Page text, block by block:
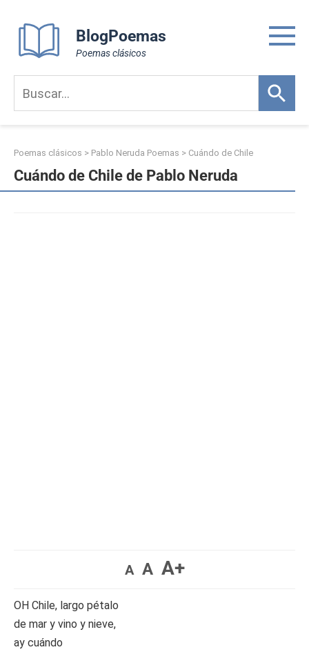
content
BlogPoemas
Poemas clásicos
Poemas clásicos > Pablo Neruda Poemas > Cuándo de Chile
Cuándo de Chile de Pablo Neruda
A A A+
OH Chile, largo pétalo
de mar y vino y nieve,
ay cuándo